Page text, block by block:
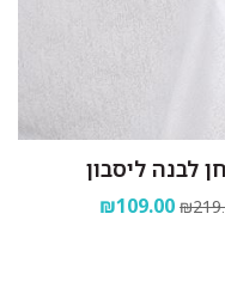
לבנה ליסבון
₪109.00